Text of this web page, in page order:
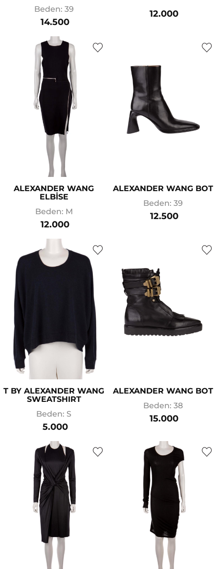
Beden: 39
14.500
12.000
ALEXANDER WANG
ELBİSE
Beden: M
12.000
ALEXANDER WANG BOT
Beden: 39
12.500
T BY ALEXANDER WANG
SWEATSHIRT
Beden: S
5.000
ALEXANDER WANG BOT
Beden: 38
15.000